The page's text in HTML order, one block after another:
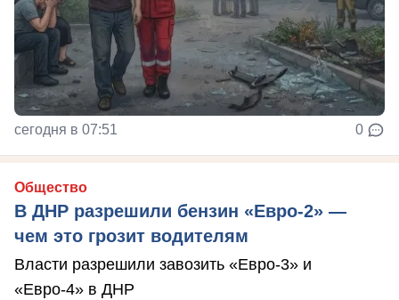
сегодня в 07:51 0
Общество
В ДНР разрешили бензин «Евро-2» —
чем это грозит водителям
Власти разрешили завозить «Евро-3» и
«Евро-4» в ДНР